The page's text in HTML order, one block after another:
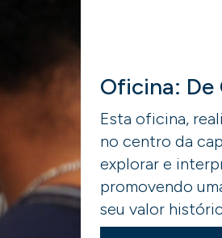
Oficina: De
Esta oficina,
no centro da
explorar e
promovendo
seu valor